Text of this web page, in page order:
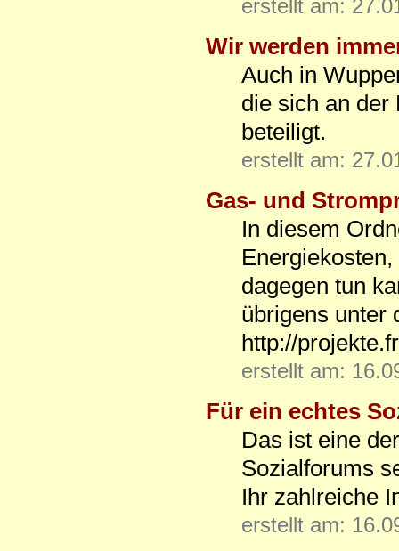
erstellt am:
Wir werden
Auch in
die sich an der
beteiligt.
erstellt am:
Gas- und
In diesem
dagegen tun
übrigens unter
http://
erstellt am:
Für ein echtes
Das ist eine
Sozialforums
Ihr zahlreiche
erstellt am: